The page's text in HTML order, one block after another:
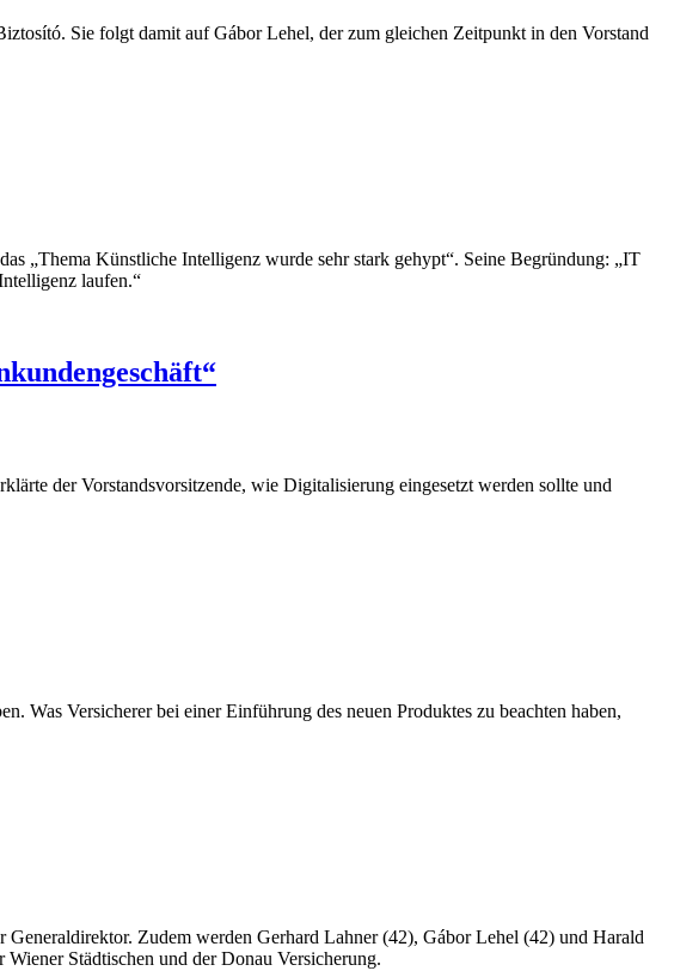
Sie folgt damit auf Gábor Lehel, der zum gleichen Zeitpunkt in den Vorstand
„Thema Künstliche Intelligenz wurde sehr stark gehypt“. Seine Begründung: „IT
laufen.“
der Vorstandsvorsitzende, wie Digitalisierung eingesetzt werden sollte und
Was Versicherer bei einer Einführung des neuen Produktes zu beachten haben,
Zudem werden Gerhard Lahner (42), Gábor Lehel (42) und Harald
Städtischen und der Donau Versicherung.